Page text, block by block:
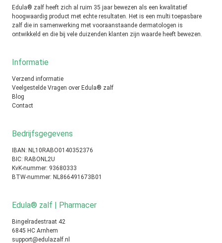
Edula® zalf heeft zich al ruim 35 jaar bewezen als een kwalitatief
hoogwaardig product met echte resultaten. Het is een multi toepasbare
zalf die in samenwerking met vooraanstaande dermatologen is
ontwikkeld en die bij vele duizenden klanten zijn waarde heeft bewezen.
Informatie
Verzend informatie
Veelgestelde Vragen over Edula® zalf
Blog
Contact
Bedrijfsgegevens
IBAN: NL10RABO0140352376
BIC: RABONL2U
KvK-nummer: 93680333
BTW-nummer: NL866491673B01
Edula® zalf | Pharmacer
Bingelradestraat 42
6845 HC Arnhem
support@edulazalf.nl